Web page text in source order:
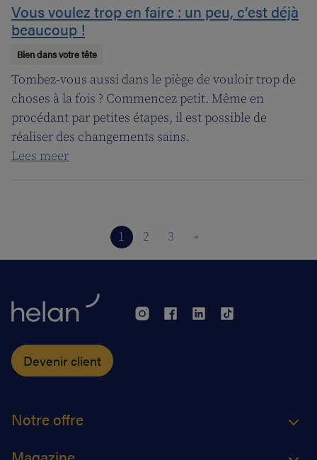
Vous voulez trop en faire : un peu, c’est déjà
beaucoup !
Bien dans votre tête
Tombez-vous aussi dans le piège de vouloir trop de
choses à la fois ? Commencez petit. Même en
procédant par petites étapes, il est possible de
réaliser des changements sains.
Lees meer
1 2 3
Devenir client
Notre offre